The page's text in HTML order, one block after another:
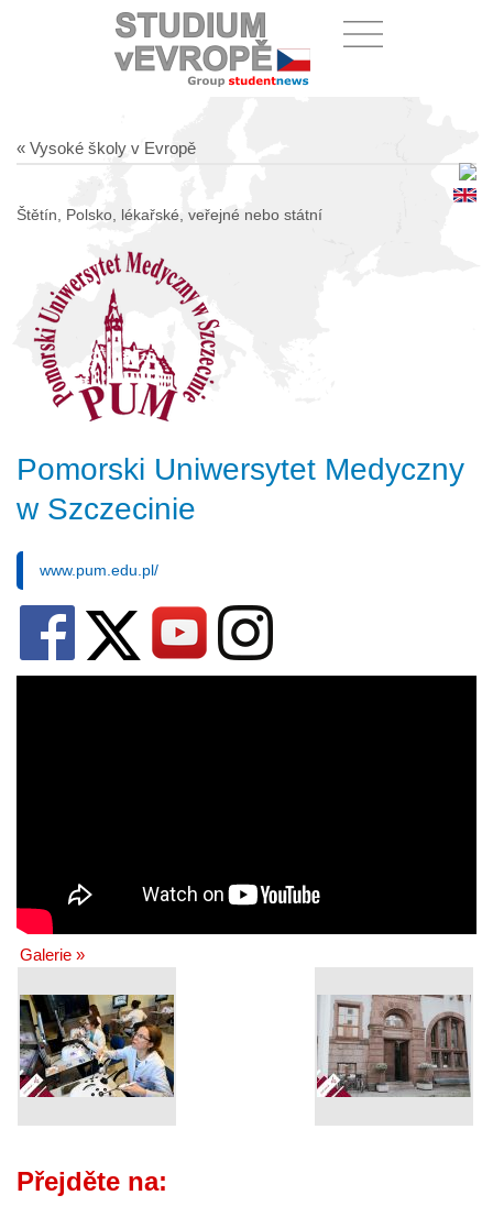
« Vysoké školy v Evropě
Štětín, Polsko, lékařské, veřejné nebo státní
Pomorski Uniwersytet Medyczny
w Szczecinie
www.pum.edu.pl/
Galerie »
Přejděte na: